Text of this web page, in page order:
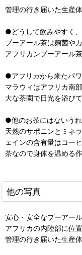
管理の行き届いた生産
●どうして飲みやすく
プーアール茶は麹菌や
アフリカンプーアール
●アフリカから来たパ
マラウィはアフリカ南
大な茶園で日光を浴び
●他のお茶にはないう
天然のサポニンとミネ
ェインの含有量はコー
茶なので身体を温める
他の写真
安心・安全なプーアー
アフリカの内陸部に位
管理の行き届いた生産